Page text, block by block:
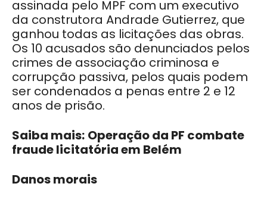
assinada pelo MPF com um executivo
da construtora Andrade Gutierrez, que
ganhou todas as licitações das obras.
Os 10 acusados são denunciados pelos
crimes de associação criminosa e
corrupção passiva, pelos quais podem
ser condenados a penas entre 2 e 12
anos de prisão.
Saiba mais: Operação da PF combate
fraude licitatória em Belém
Danos morais